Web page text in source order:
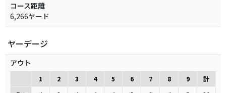
コース距離
6,266ヤード
ヤーデージ
アウト
1 2 3 4 5 6 7 8 9
計